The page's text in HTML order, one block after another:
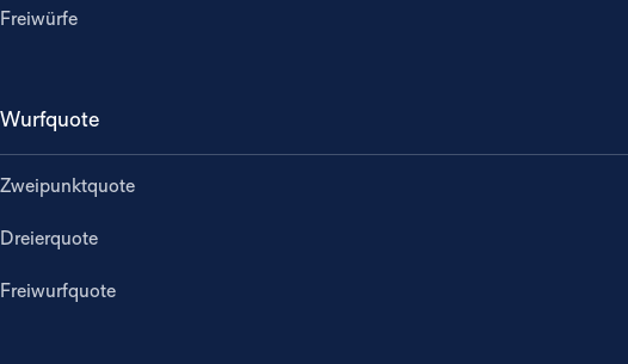
Freiwürfe
Wurfquote
Zweipunktquote
Dreierquote
Freiwurfquote